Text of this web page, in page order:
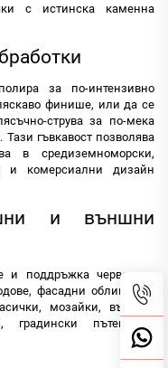
с истинска каменна
за по-интензивно
финише, или да се
струва за по-мека
гъвкавост позволява
средиземноморски,
и комерсиални дизайн
и външни
и поддръжка червеният
фасадни облицовки,
мозайки, външни
градински пътеки и